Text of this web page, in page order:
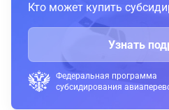
Кто может купить
Узнать
Федеральная программа
субсидирования